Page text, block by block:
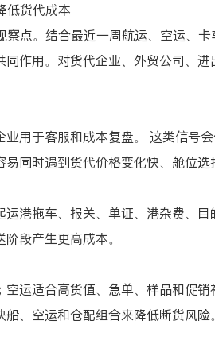
低货代成本
点。结合最近一周航运、空运、
作用。对货代企业、外贸公司、
用于客服和成本复盘。 这类信号
同时遇到货代价格变化快、舱位选
港拖车、报关、单证、港杂费、
段产生更高成本。
运适合高货值、急单、样品和促
、空运和仓配组合来降低断货风险。